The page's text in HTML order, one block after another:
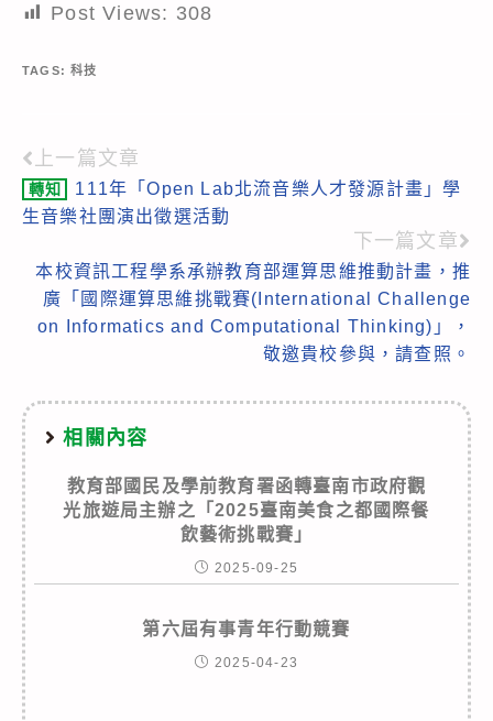
Post Views: 308
TAGS:科技
Read
more
上一篇文章
轉知
111年「Open Lab北流音樂人才發源計畫」學
生音樂社團演出徵選活動
下一篇文章
本校資訊工程學系承辦教育部運算思維推動計畫，推
廣「國際運算思維挑戰賽(International Challenge
on Informatics and Computational Thinking)」，
敬邀貴校參與，請查照。
相關內容
教育部國民及學前教育署函轉臺南市政府觀
光旅遊局主辦之「2025臺南美食之都國際餐
飲藝術挑戰賽」
2025-09-25
第六屆有事青年行動競賽
2025-04-23